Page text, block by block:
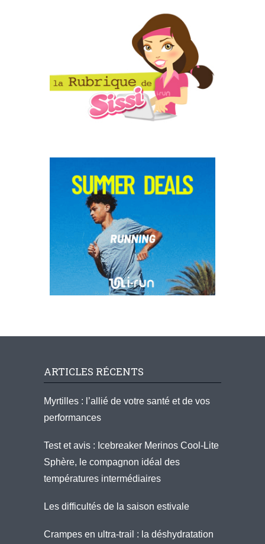
ARTICLES RÉCENTS
Myrtilles : l’allié de votre santé et de vos
performances
Test et avis : Icebreaker Merinos Cool-Lite
Sphère, le compagnon idéal des
températures intermédiaires
Les difficultés de la saison estivale
Crampes en ultra-trail : la déshydratation